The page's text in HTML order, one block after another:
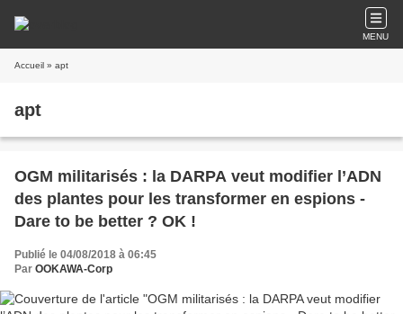
MENU
Accueil » apt
apt
OGM militarisés : la DARPA veut modifier l’ADN
des plantes pour les transformer en espions -
Dare to be better ? OK !
Publié le 04/08/2018 à 06:45
Par OOKAWA-Corp